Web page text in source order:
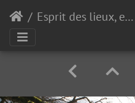
Esprit des lieux, es-tu là ?